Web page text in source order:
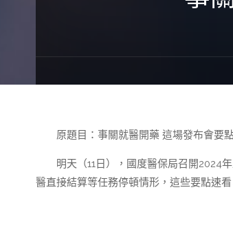
原題目：事關就醫開藥 這場發布會要
明天（11日），國度醫保局召開2024
醫直接結算等任務停頓情形，這些要點速看